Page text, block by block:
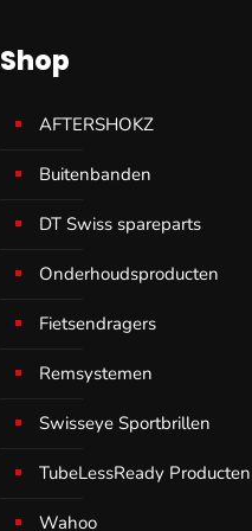
Shop
AFTERSHOKZ
Buitenbanden
DT Swiss spareparts
Onderhoudsproducten
Fietsendragers
Remsystemen
Swisseye Sportbrillen
TubeLessReady Producten
Wahoo